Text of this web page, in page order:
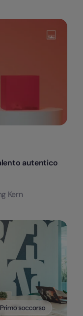
autentico
Kern